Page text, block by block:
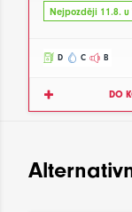
Nejpozději 11.8. u
D C B
DO